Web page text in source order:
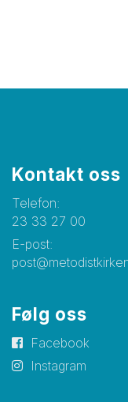
Kontakt oss
Telefon:
23 33 27 00
E-post:
Følg oss
Facebook
Instagram